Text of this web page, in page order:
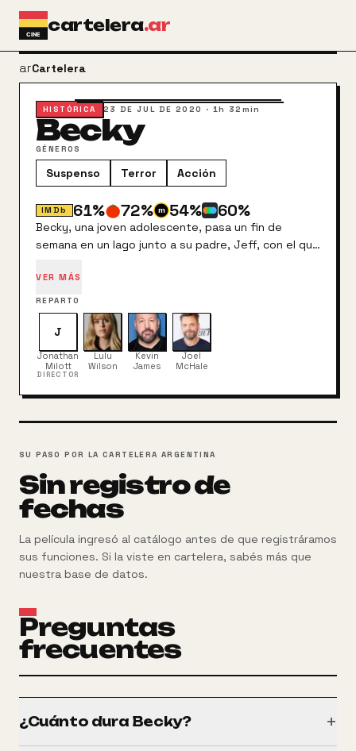
Ir al contenido principal
cartelera.ar
arrow_back
Cartelera
HISTÓRICA 23 DE JUL DE 2020 · 1h 32min
Becky
GÉNEROS
Suspenso Terror Acción
IMDb 61% 72% 54% 60%
Becky, una joven adolescente, pasa un fin de
semana en un lago junto a su padre, Jeff, con el que
días perfectos para intentar reconectar entre ellos,
se convierten en una verdadera pesadilla cuando un
grupo de convictos fugitivos, liderados por
Dominick, invaden la casa del lago.
VER MÁS
REPARTO
J
Jonathan
Milott
DIRECTOR
Lulu
Wilson
Kevin
James
Joel
McHale
SU PASO POR LA CARTELERA ARGENTINA
Sin registro de
fechas
La película ingresó al catálogo antes de que registráramos
sus funciones. Si la viste en cartelera, sabés más que
nuestra base de datos.
Preguntas
frecuentes
¿Cuánto dura Becky? +